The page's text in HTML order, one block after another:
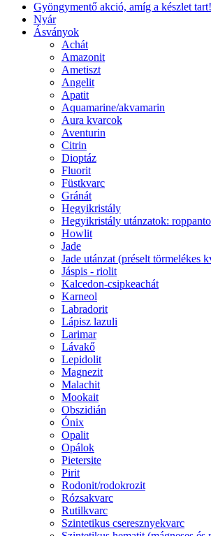
Gyöngymentő akció, amíg a készlet tart!
Nyár
Ásványok
Achát
Amazonit
Ametiszt
Angelit
Apatit
Aquamarine/akvamarin
Aura kvarcok
Aventurin
Citrin
Dioptáz
Fluorit
Füstkvarc
Gránát
Hegyikristály
Hegyikristály utánzatok:
Howlit
Jade
Jade utánzat (préselt törmelékes
Jáspis - riolit
Kalcedon-csipkeachát
Karneol
Labradorit
Lápisz lazuli
Larimar
Lávakő
Lepidolit
Magnezit
Malachit
Mookait
Obszidián
Ónix
Opalit
Opálok
Pietersite
Pirit
Rodonit/rodokrozit
Rózsakvarc
Rutilkvarc
Szintetikus cseresznyekvarc